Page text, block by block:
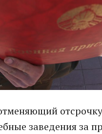
заведения за